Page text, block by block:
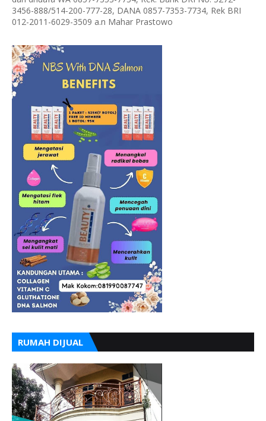
3456-888/514-200-777-28, DANA 0857-7353-7734, Rek BRI
012-2011-6029-3509 a.n Mahar Prastowo
RUMAH DIJUAL